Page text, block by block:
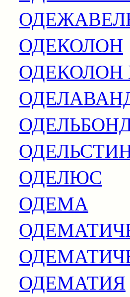
ОДЕКОЛОН
ОДЕКОЛОН
ОДЕЛЮС
ОДЕМА
ОДЕМАТИЯ